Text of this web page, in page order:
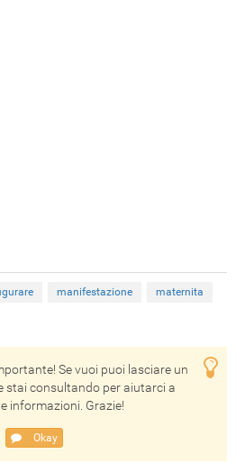
manifestazione
maternita
Se vuoi puoi lasciare un
stai consultando per aiutarci a
informazioni. Grazie!
Okay